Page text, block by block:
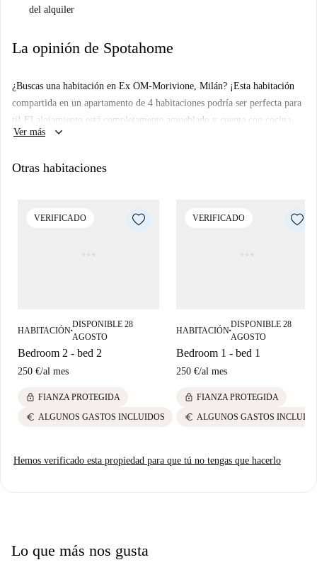
del alquiler
La opinión de Spotahome
¿Buscas una habitación en Ex OM-Morivione, Milán? ¡Esta habitación
compartida en un apartamento de 4 habitaciones podría ser perfecta para
ti! El alojamiento está completamente amueblado y cuenta con cocina
equipada, lavadora privada, aire acondicionado individual y wifi
central, diseñado especialmente para mujeres y adecuado tanto para
Ex OM-Morivione ofrece un ambiente vibrante con puntos de interés
Ver más keyboard_arrow_down
Otras habitaciones
VERIFICADO
HABITACIÓN■
DISPONIBLE 28
AGOSTO
Bedroom 2 - bed 2
250 €/al mes
lock FIANZA PROTEGIDA
euro ALGUNOS GASTOS INCLUIDOS
VERIFICADO
HABITACIÓN■
DISPONIBLE 28
AGOSTO
Bedroom 1 - bed 1
250 €/al mes
lock FIANZA PROTEGIDA
euro ALGUNOS GASTOS
Hemos verificado esta propiedad para que tú no tengas que hacerlo
Lo que más nos gusta